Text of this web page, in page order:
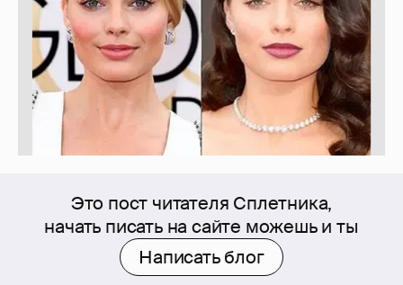
Это пост читателя Сплетника,
начать писать на сайте можешь и ты
Написать блог